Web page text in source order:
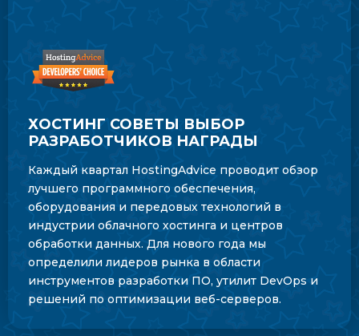
ХОСТИНГ СОВЕТЫ ВЫБОР
РАЗРАБОТЧИКОВ НАГРАДЫ
Каждый квартал HostingAdvice проводит обзор
лучшего программного обеспечения,
оборудования и передовых технологий в
индустрии облачного хостинга и центров
обработки данных. Для нового года мы
определили лидеров рынка в области
инструментов разработки ПО, утилит DevOps и
решений по оптимизации веб-серверов.